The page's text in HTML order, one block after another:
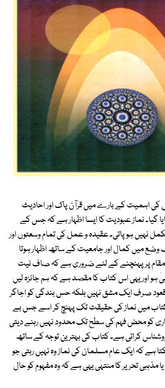
کی اہمیت کے بارے میں قرآن پاک اور احادیث
گیا۔ نماز عبودیت کا ایسا اظہار ہے کہ جس کے
نہیں ہو پاتی۔ عقیدہ و عمل کی تمام وسعتوں اور
وضع میں کمال اور جامعیت کے ساتھ اظہار ہوتا
پر پہنچنے کے لئے ضروری ہے کہ صاف نیت
ہو اور یہی اس کتاب کا مقصد ہے کہ ہم جائزہ لیں
قعود صرف ایک مشق نہیں بلکہ حس بندگی کو اجاگر
نے کتاب میں نماز کی حقیقت تک پہنچ کر اسے جس بے
کو محض فہم کی سطح تک محدود نہیں رہنے دیتی
کراتی ہے۔ کتاب کی بہترین توجہ کے ساتھ
ہے کہ ایک عام مسلمان کی نماز وہ نہیں رہتی جو
مذہبی تحریر کا منتہٰی یہی ہے کہ وہ مفہوم کو حال